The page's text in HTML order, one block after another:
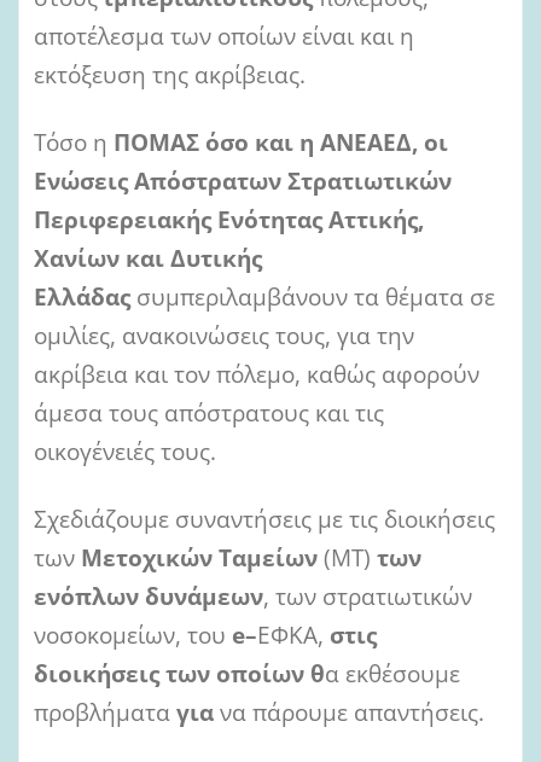
αποτέλεσμα των οποίων είναι και η
εκτόξευση της ακρίβειας.
Τόσο η ΠΟΜΑΣ όσο και η ΑΝΕΑΕΔ, οι
Ενώσεις Απόστρατων Στρατιωτικών
Περιφερειακής Ενότητας Αττικής,
Χανίων και Δυτικής
Ελλάδας συμπεριλαμβάνουν τα θέματα σε
ομιλίες, ανακοινώσεις τους, για την
ακρίβεια και τον πόλεμο, καθώς αφορούν
άμεσα τους απόστρατους και τις
οικογένειές τους.
Σχεδιάζουμε συναντήσεις με τις διοικήσεις
των Μετοχικών Ταμείων(ΜΤ) των
ενόπλων δυνάμεων, των στρατιωτικών
νοσοκομείων, του e–ΕΦΚΑ, στις
διοικήσεις των οποίων θα εκθέσουμε
προβλήματαγιανα πάρουμε απαντήσεις.